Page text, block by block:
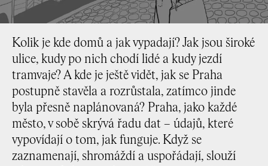
Kolik je kde domů a jak vypadají? Jak jsou široké
ulice, kudy po nich chodí lidé a kudy jezdí
tramvaje? A kde je ještě vidět, jak se Praha
postupně stavěla a rozrůstala, zatímco jinde
byla přesně naplánovaná? Praha, jako každé
město, v sobě skrývá řadu dat – údajů, které
vypovídají o tom, jak funguje. Když se
zaznamenají, shromáždí a uspořádají, slouží